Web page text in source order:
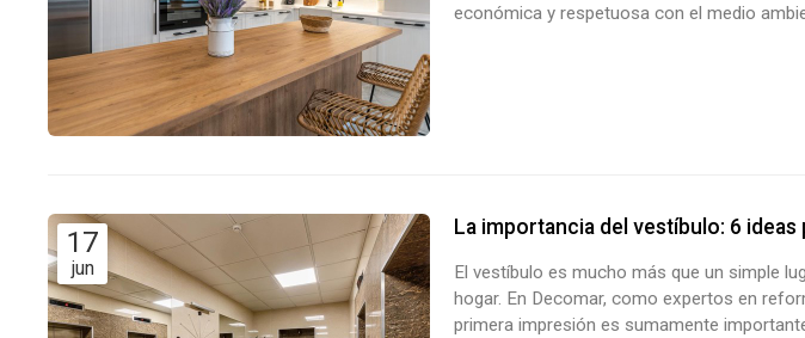
económica y respetuosa con el medio
17
jun
La importancia del vestíbulo: 6
El vestíbulo es mucho más que un simple
hogar. En Decomar, como expertos en
primera impresión es sumamente